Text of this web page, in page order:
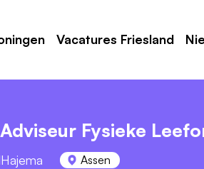
Vacatures Friesland
Fysieke
Assen